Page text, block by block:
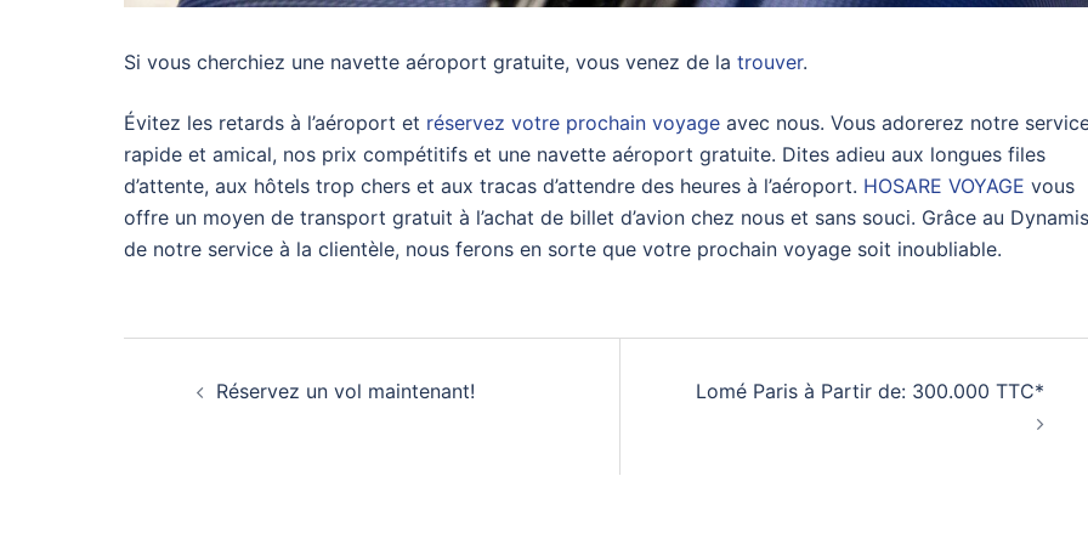
Si vous cherchiez une navette aéroport gratuite, vous venez de la trouver.
Évitez les retards à l’aéroport et réservez votre prochain voyage avec nous. Vous adorerez notre
rapide et amical, nos prix compétitifs et une navette aéroport gratuite. Dites adieu aux longues files
d’attente, aux hôtels trop chers et aux tracas d’attendre des heures à l’aéroport. HOSARE VOYAGE vous
offre un moyen de transport gratuit à l’achat de billet d’avion chez nous et sans souci. Grâce au
de notre service à la clientèle, nous ferons en sorte que votre prochain voyage soit inoubliable.
Réservez un vol maintenant! Lomé Paris à Partir de: 300.000 TTC*